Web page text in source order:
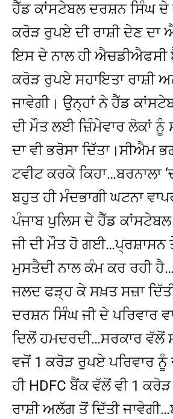
ਹੈੱਡ ਕਾਂਸਟੇਬਲ ਦਰਸ਼ਨ ਸਿੰਘ ਦੇ
ਕਰੋੜ ਰੁਪਏ ਦੀ ਰਾਸ਼ੀ ਦੇਣ ਦਾ
ਇਸ ਦੇ ਨਾਲ ਹੀ ਐਚਡੀਐਫਸੀ
ਕਰੋੜ ਰੁਪਏ ਸਹਾਇਤਾ ਰਾਸ਼ੀ
ਜਾਵੇਗੀ। ਉਨ੍ਹਾਂ ਨੇ ਹੈੱਡ
ਦੀ ਮੌਤ ਲਈ ਜ਼ਿੰਮੇਵਾਰ ਲੋਕਾਂ ਨੂੰ
ਦਾ ਵੀ ਭਰੋਸਾ ਦਿੱਤਾ।ਸੀਐਮ
ਟਵੀਟ ਕਰਕੇ ਕਿਹਾ…ਬਰਨਾਲਾ
ਬਹੁਤ ਹੀ ਮੰਦਭਾਗੀ ਘਟਨਾ
ਪੰਜਾਬ ਪੁਲਿਸ ਦੇ ਹੈੱਡ
ਜੀ ਦੀ ਮੌਤ ਹੋ ਗਈ…ਪ੍ਰਸ਼ਾਸਨ
ਮੁਸਤੈਦੀ ਨਾਲ ਕੰਮ ਕਰ ਰਹੀ
ਜਲਦ ਫੜ੍ਹ ਕੇ ਸਖ਼ਤ ਸਜ਼ਾ
ਦਰਸ਼ਨ ਸਿੰਘ ਜੀ ਦੇ ਪਰਿਵਾਰ
ਦਿਲੋਂ ਹਮਦਰਦੀ…ਸਰਕਾਰ ਵੱਲੋਂ
ਵਜੋਂ 1 ਕਰੋੜ ਰੁਪਏ ਪਰਿਵਾਰ ਨੂੰ
ਹੀ HDFC ਬੈਂਕ ਵੱਲੋਂ ਵੀ 1
ਰਾਸ਼ੀ ਅਲੱਗ ਤੋਂ ਦਿੱਤੀ